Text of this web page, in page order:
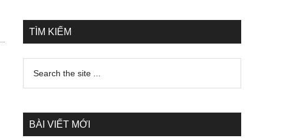
TÌM KIẾM
BÀI VIẾT MỚI